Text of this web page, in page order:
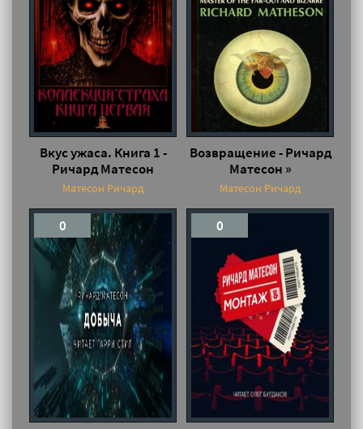
Вкус ужаса. Книга 1 -
Ричард Матесон
Матесон Ричард
Возвращение - Ричард
Матесон »
Матесон Ричард
0 0